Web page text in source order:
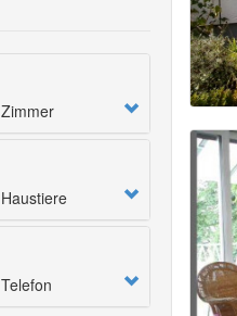
Zimmer
Haustiere
Telefon